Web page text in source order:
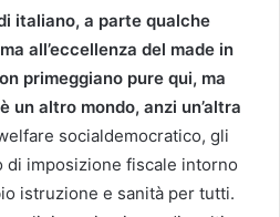
italiano, a parte qualche
all’eccellenza del made in
primeggiano pure qui, ma
un altro mondo, anzi un’altra
socialdemocratico, gli
di imposizione fiscale intorno
istruzione e sanità per tutti.